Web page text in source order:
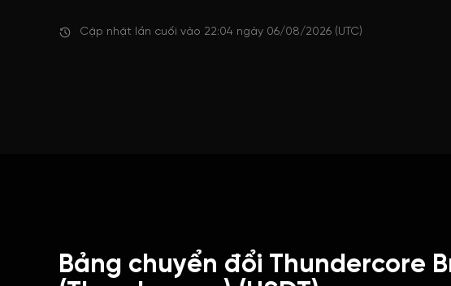
Cập nhật lần cuối vào 22:04 ngày 06/08/2026 (UTC)
Bảng chuyển đổi Thundercore